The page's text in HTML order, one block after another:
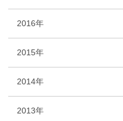
2016年
2015年
2014年
2013年